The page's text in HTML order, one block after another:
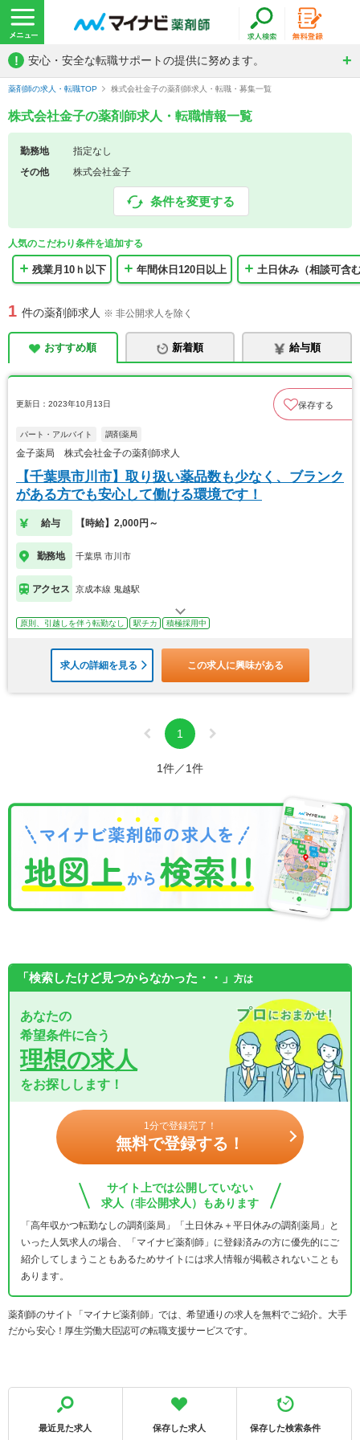
! 安心・安全な転職サポートの提供に努めます。
薬剤師の求人・転職TOP 株式会社金子の薬剤師求人・転職・募集一覧
株式会社金子の薬剤師求人・転職情報一覧
勤務地
指定なし
その他
株式会社金子
条件を変更する
人気のこだわり条件を追加する
残業月10ｈ以下 年間休日120日以上 土日休み（相談可含
1 件の薬剤師求人 ※ 非公開求人を除く
おすすめ順 新着順 給与順
更新日：2023年10月13日 保存する
パート・アルバイト 調剤薬局
金子薬局 株式会社金子の薬剤師求人
【千葉県市川市】取り扱い薬品数も少なく、ブランク
がある方でも安心して働ける環境です！
給与 【時給】2,000円～
勤務地 千葉県 市川市
アクセス 京成本線 鬼越駅
原則、引越しを伴う転勤なし 駅チカ 積極採用中
求人の詳細を見る この求人に興味がある
1
1件／1件
「検索したけど見つからなかった・・」 方は
あなたの
希望条件に合う
理想の求人
をお探しします！
1分で登録完了！
無料で登録する！
サイト上では公開していない
求人（非公開求人）もあります
「高年収かつ転勤なしの調剤薬局」「土日休み＋平日休みの調剤薬局」と
いった人気求人の場合、「マイナビ薬剤師」に登録済みの方に優先的にご
紹介してしまうこともあるためサイトには求人情報が掲載されないことも
あります。
薬剤師のサイト「マイナビ薬剤師」では、希望通りの求人を無料でご紹介。大手
だから安心！厚生労働大臣認可の転職支援サービスです。
最近見た求人 保存した求人 保存した検索条件